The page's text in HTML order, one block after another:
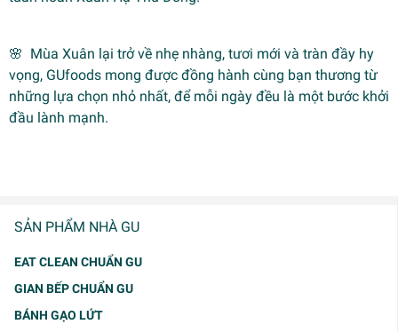
SẢN PHẨM NHÀ GU
EAT CLEAN CHUẨN GU
GIAN BẾP CHUẨN GU
BÁNH GẠO LỨT
🌸 Mùa Xuân lại trở về nhẹ nhàng, tươi mới và tràn đầy hy
vọng, GUfoods mong được đồng hành cùng bạn thương từ
những lựa chọn nhỏ nhất, để mỗi ngày đều là một bước khởi
đầu lành mạnh.